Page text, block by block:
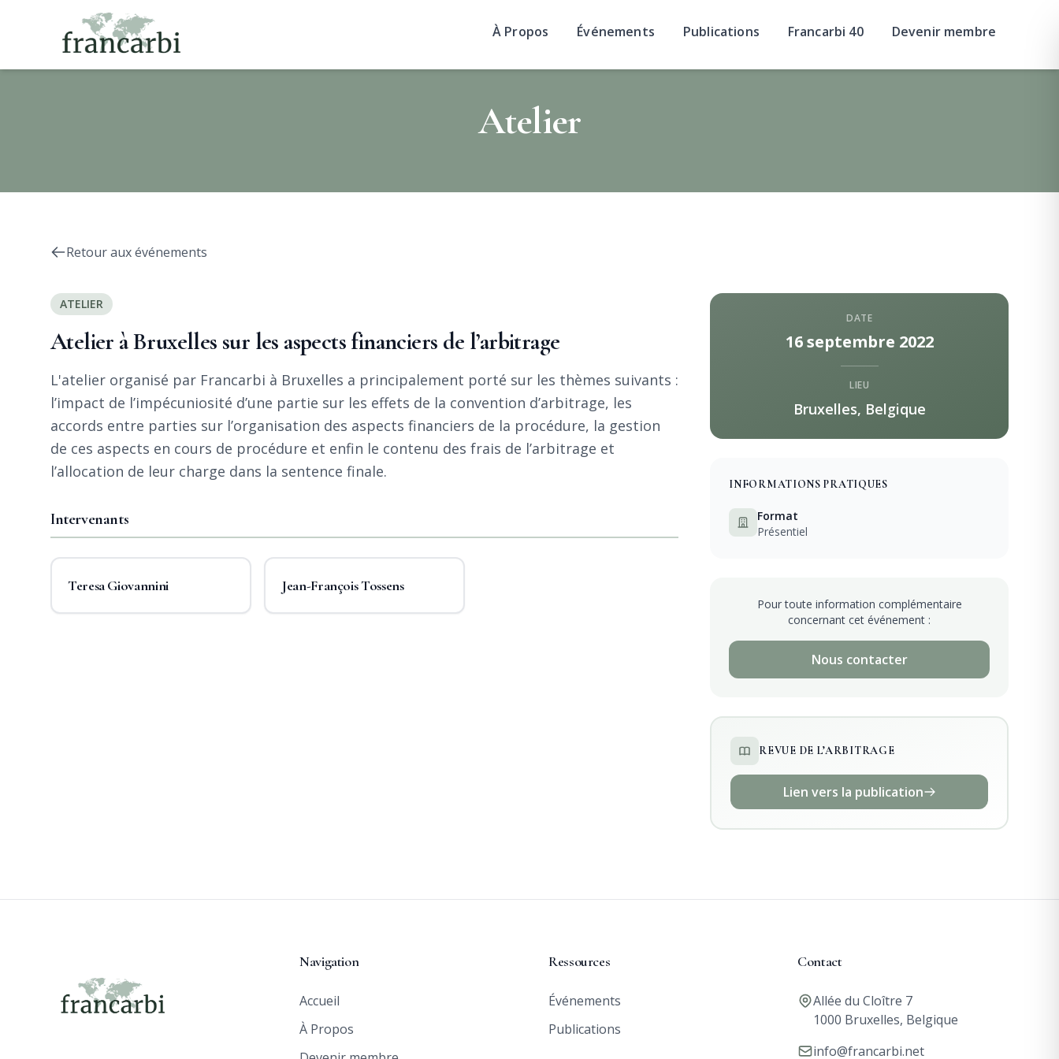
À Propos Événements Publications Francarbi 40 Devenir membre
Atelier
Retour aux événements
ATELIER
Atelier à Bruxelles sur les aspects financiers de l’arbitrage
L'atelier organisé par Francarbi à Bruxelles a principalement porté sur les thèmes suivants :
l’impact de l’impécuniosité d’une partie sur les effets de la convention d’arbitrage, les
accords entre parties sur l’organisation des aspects financiers de la procédure, la gestion
de ces aspects en cours de procédure et enfin le contenu des frais de l’arbitrage et
l’allocation de leur charge dans la sentence finale.
Intervenants
Teresa Giovannini Jean-François Tossens
DATE
16 septembre 2022
LIEU
Bruxelles, Belgique
INFORMATIONS PRATIQUES
Format
Présentiel
Pour toute information complémentaire
concernant cet événement :
Nous contacter
REVUE DE L’ARBITRAGE
Lien vers la publication
Navigation
Accueil
À Propos
Ressources
Événements
Publications
Contact
Allée du Cloître 7
1000 Bruxelles, Belgique
info@francarbi.net